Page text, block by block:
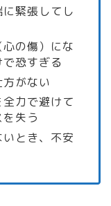
緊張してし
の傷）にな
恐すぎる
がない
力で避けて
失う
とき、不安